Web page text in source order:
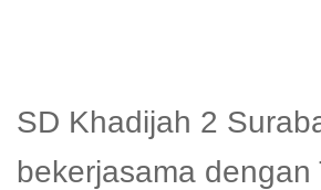
SD Khadijah 2
bekerjasama dengan